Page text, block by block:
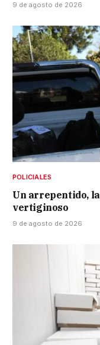
9 de agosto de 2026
POLICIALES
Un arrepentido,
vertiginoso
9 de agosto de 2026